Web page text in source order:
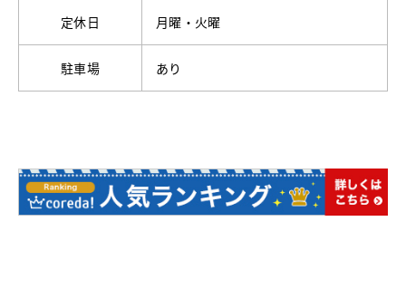
定休日 月曜・火曜
駐車場 あり